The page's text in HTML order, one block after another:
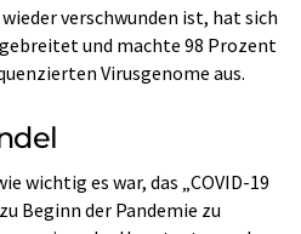
verschwunden ist, hat sich
und machte 98 Prozent
Virusgenome aus.
wichtig es war, das „COVID-19
Beginn der Pandemie zu